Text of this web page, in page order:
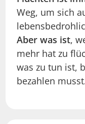
Weg, um sich
Aber was ist,
mehr hat zu
was zu tun ist,
bezahlen